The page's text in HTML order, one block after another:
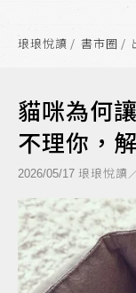
琅琅悅讀 書市圈
貓咪為何
不理你，
2026/05/17 琅琅悅讀